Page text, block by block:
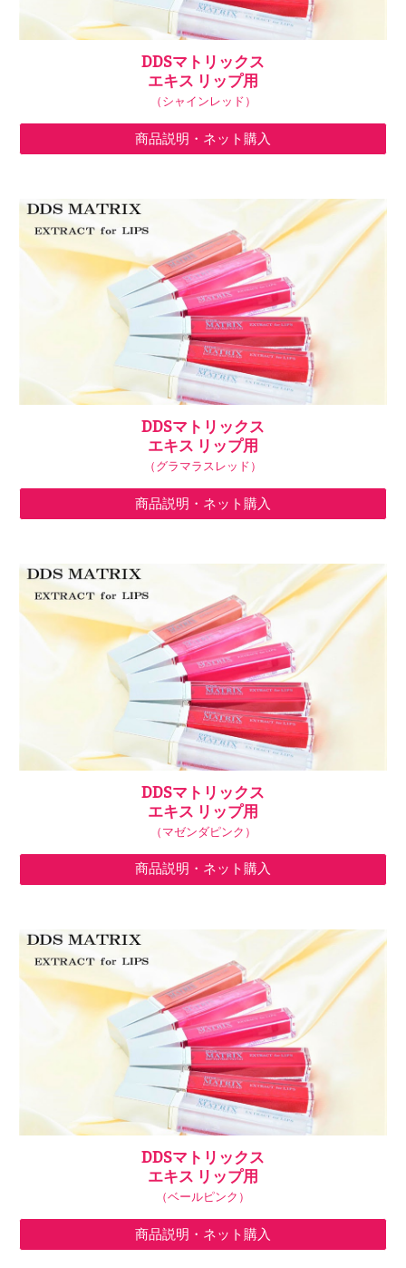
DDSマトリックス
エキス リップ用
（シャインレッド）
商品説明・ネット購入
DDSマトリックス
エキス リップ用
（グラマラスレッド）
商品説明・ネット購入
DDSマトリックス
エキス リップ用
（マゼンダピンク）
商品説明・ネット購入
DDSマトリックス
エキス リップ用
（ベールピンク）
商品説明・ネット購入